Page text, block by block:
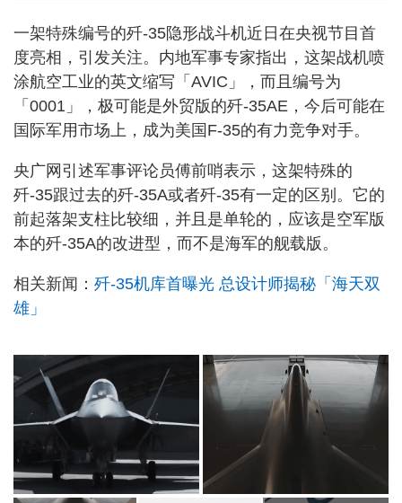
一架特殊编号的歼-35隐形战斗机近日在央视节目首
度亮相，引发关注。内地军事专家指出，这架战机喷
涂航空工业的英文缩写「AVIC」，而且编号为
「0001」，极可能是外贸版的歼-35AE，今后可能在
国际军用市场上，成为美国F-35的有力竞争对手。
央广网引述军事评论员傅前哨表示，这架特殊的
歼-35跟过去的歼-35A或者歼-35有一定的区别。它的
前起落架支柱比较细，并且是单轮的，应该是空军版
本的歼-35A的改进型，而不是海军的舰载版。
相关新闻： 歼-35机库首曝光 总设计师揭秘「海天双
雄」